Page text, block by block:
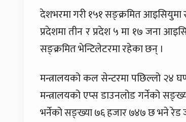
देशभरमा गरी १५१ सङ्क्रमित आइसियुमा
प्रदेशमा तीन र प्रदेश ५ मा १७ जना
सङ्क्रमित भेन्टिलेटरमा रहेका छन् ।
मन्त्रालयको कल सेन्टरमा पछिल्लो २४
मन्त्रालयको एप्स डाउनलोड गर्नेको
भर्नेको सङ्ख्या ७६ हजार ७४७ छ भने रेड